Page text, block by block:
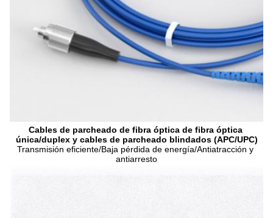
Cables de parcheado de fibra óptica de fibra óptica
única/duplex y cables de parcheado blindados (APC/UPC)
Transmisión eficiente/Baja pérdida de energía/Antiatracción y
antiarresto